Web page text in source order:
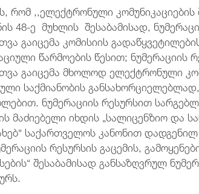
რომ ,,ელექტრონული კომუნიკაციების
48-ე მუხლის შესაბამისად,
გაიცემა კომისიის
წარმოების წესით; ნუმერაციის
გაიცემა მხოლოდ ელექტრონული
საქმიანობის
ნუმერაციის რესურსით
მაძიებელი იხდის „სალიცენზიო და
საქართველოს კანონით
რესურსის გაცემის,
შესაბამისად განსაზღვრულ